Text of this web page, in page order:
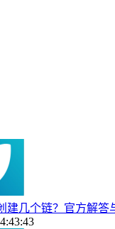
建几个链？官方解答